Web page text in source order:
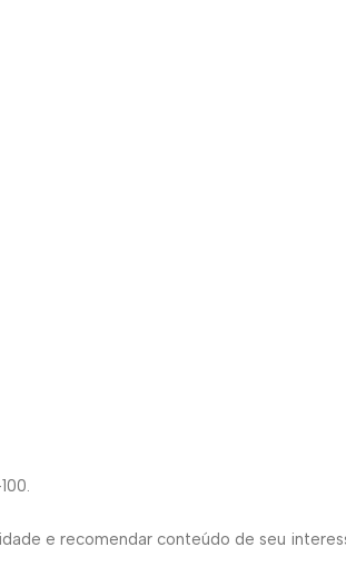
e recomendar conteúdo de seu